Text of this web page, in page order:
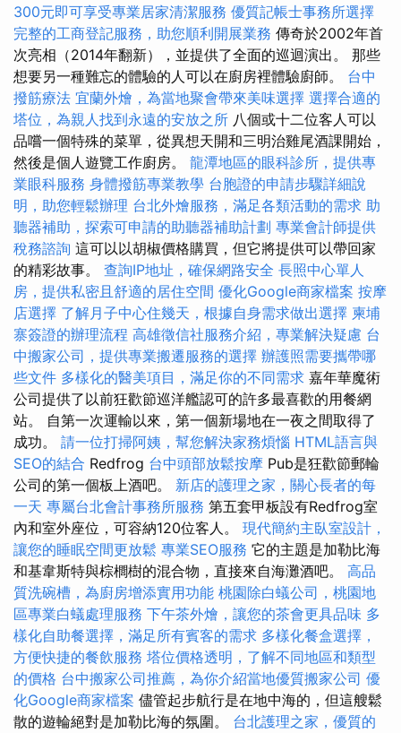
300元即可享受專業居家清潔服務 優質記帳士事務所選擇
完整的工商登記服務，助您順利開展業務 傳奇於2002年首
次亮相（2014年翻新），並提供了全面的巡迴演出。 那些
想要另一種難忘的體驗的人可以在廚房裡體驗廚師。 台中
撥筋療法 宜蘭外燴，為當地聚會帶來美味選擇 選擇合適的
塔位，為親人找到永遠的安放之所 八個或十二位客人可以
品嚐一個特殊的菜單，從異想天開和三明治雞尾酒課開始，
然後是個人遊覽工作廚房。 龍潭地區的眼科診所，提供專
業眼科服務 身體撥筋專業教學 台胞證的申請步驟詳細說
明，助您輕鬆辦理 台北外燴服務，滿足各類活動的需求 助
聽器補助，探索可申請的助聽器補助計劃 專業會計師提供
稅務諮詢 這可以以胡椒價格購買，但它將提供可以帶回家
的精彩故事。 查詢IP地址，確保網路安全 長照中心單人
房，提供私密且舒適的居住空間 優化Google商家檔案 按摩
店選擇 了解月子中心住幾天，根據自身需求做出選擇 柬埔
寨簽證的辦理流程 高雄徵信社服務介紹，專業解決疑慮 台
中搬家公司，提供專業搬遷服務的選擇 辦護照需要攜帶哪
些文件 多樣化的醫美項目，滿足你的不同需求 嘉年華魔術
公司提供了以前狂歡節巡洋艦認可的許多最喜歡的用餐網
站。 自第一次運輸以來，第一個新場地在一夜之間取得了
成功。 請一位打掃阿姨，幫您解決家務煩惱 HTML語言與
SEO的結合 Redfrog 台中頭部放鬆按摩 Pub是狂歡節郵輪​​
公司的第一個板上酒吧。 新店的護理之家，關心長者的每
一天 專屬台北會計事務所服務 第五套甲板設有Redfrog室
內和室外座位，可容納120位客人。 現代簡約主臥室設計，
讓您的睡眠空間更放鬆 專業SEO服務 它的主題是加勒比海
和基韋斯特與棕櫚樹的混合物，直接來自海灘酒吧。 高品
質洗碗槽，為廚房增添實用功能 桃園除白蟻公司，桃園地
區專業白蟻處理服務 下午茶外燴，讓您的茶會更具品味 多
樣化自助餐選擇，滿足所有賓客的需求 多樣化餐盒選擇，
方便快捷的餐飲服務 塔位價格透明，了解不同地區和類型
的價格 台中搬家公司推薦，為你介紹當地優質搬家公司 優
化Google商家檔案 儘管起步航行是在地中海的，但這艘鬆
散的遊輪絕對是加勒比海的氛圍。 台北護理之家，優質的